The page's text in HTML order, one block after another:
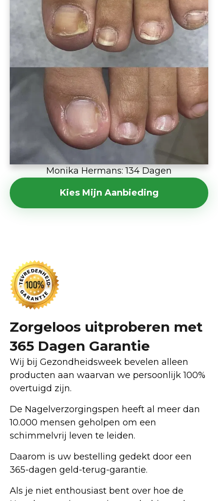
Monika Hermans: 134 Dagen
Kies Mijn Aanbieding
Zorgeloos uitproberen met
365 Dagen Garantie
Wij bij Gezondheidsweek bevelen alleen
producten aan waarvan we persoonlijk 100%
overtuigd zijn.
De Nagelverzorgingspen heeft al meer dan
10.000 mensen geholpen om een
schimmelvrij leven te leiden.
Daarom is uw bestelling gedekt door een
365-dagen geld-terug-garantie.
Als je niet enthousiast bent over hoe de